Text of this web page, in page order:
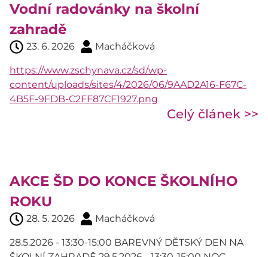
Vodní radovánky na školní
zahradě
23. 6. 2026 Macháčková
https://www.zschynava.cz/sd/wp-
content/uploads/sites/4/2026/06/9AAD2A16-F67C-
4B5F-9FDB-C2FF87CF1927.png
Celý článek >>
AKCE ŠD DO KONCE ŠKOLNÍHO
ROKU
28. 5. 2026 Macháčková
28.5.2026 - 13:30-15:00 BAREVNÝ DĚTSKÝ DEN NA